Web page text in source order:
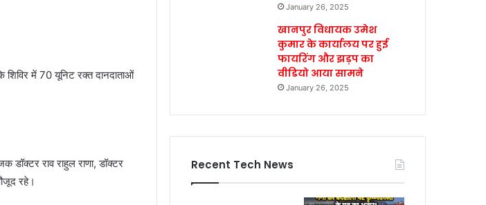
शिविर में 70 यूनिट रक्त दानदाताओं
डॉक्टर राव राहुल राणा, डॉक्टर
रहे।
January 26, 2025
खानपुर विधायक उमेश
कुमार के कार्यालय पर हुई
फायरिंग और झड़प का
वीडियो आया सामने
January 26, 2025
Recent Tech News